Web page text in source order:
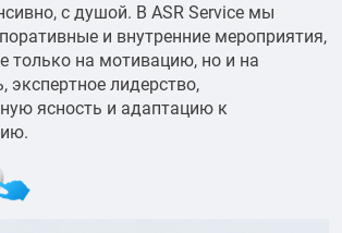
с душой. В ASR Service мы
и внутренние мероприятия,
только на мотивацию, но и на
экспертное лидерство,
ясность и адаптацию к